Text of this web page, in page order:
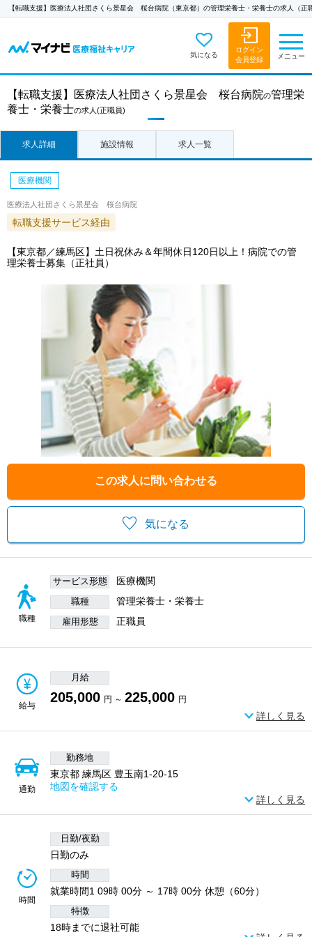
【転職支援】医療法人社団さくら景星会 桜台病院（東京都）の管理栄養士・栄養士の求人（正
気になる
ログイン
会員登録
メニュー
【転職支援】 医療法人社団さくら景星会 桜台病院の管理栄
養士・栄養士の求人 (正職員)
求人詳細 施設情報 求人一覧
気になる
この求人に問い合わせる
医療機関
医療法人社団さくら景星会 桜台病院
転職支援サービス経由
【東京都／練馬区】土日祝休み＆年間休日120日以上！病院での管
理栄養士募集（正社員）
職種
サービス形態 医療機関
職種 管理栄養士・栄養士
雇用形態 正職員
給与
月給
205,000 円 ～ 225,000 円
詳しく見る
通勤
勤務地
東京都 練馬区 豊玉南1-20-15
地図を確認する
詳しく見る
時間
日勤/夜勤
日勤のみ
時間
就業時間1 09時 00分 ～ 17時 00分 休憩（60分）
特徴
18時までに退社可能